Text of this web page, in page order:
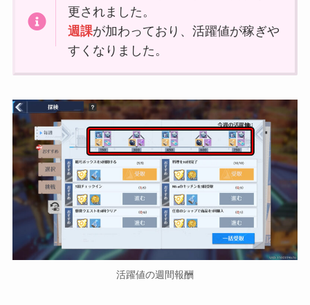
更されました。
週課が加わっており、活躍値が稼ぎや
すくなりました。
活躍値の週間報酬